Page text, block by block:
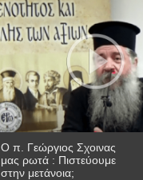
Ο π. Γεώργιος Σχοινας
μας ρωτά : Πιστεύουμε
στην μετάνοια;